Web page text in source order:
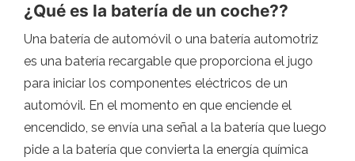
¿Qué es la batería de un coche??
Una batería de automóvil o una batería automotriz
es una batería recargable que proporciona el jugo
para iniciar los componentes eléctricos de un
automóvil. En el momento en que enciende el
encendido, se envía una señal a la batería que luego
pide a la batería que convierta la energía química